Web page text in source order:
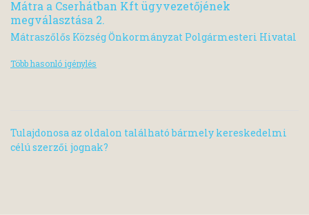
Mátra a Cserhátban Kft ügyvezetőjének
megválasztása 2.
Mátraszőlős Község Önkormányzat Polgármesteri Hivatal
Több hasonló igénylés
Tulajdonosa az oldalon található bármely kereskedelmi
célú szerzői jognak?